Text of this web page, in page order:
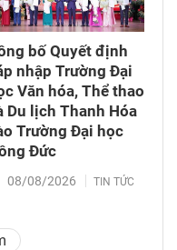
bố Quyết định
nhập Trường Đại
Văn hóa, Thể thao
Du lịch Thanh Hóa
Trường Đại học
Đức
08/08/2026 TIN TỨC